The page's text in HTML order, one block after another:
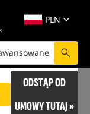
PLN
ODSTĄP OD
UMOWY TUTAJ »